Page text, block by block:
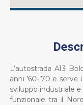
L’autostrada A13
anni ’60-’70 e
sviluppo industriale
funzionale tra il